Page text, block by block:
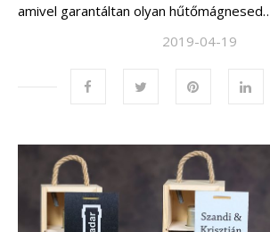
amivel garantáltan olyan
2019-04-19